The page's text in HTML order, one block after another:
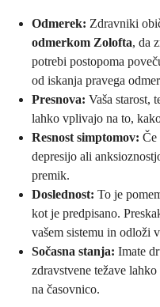
Odmerek: Zdravniki
odmerkom Zolofta, da
potrebi postopoma
od iskanja pravega
Presnova: Vaša starost,
lahko vplivajo na to,
Resnost simptomov: Če
depresijo ali
premik.
Doslednost: To je
kot je predpisano.
vašem sistemu in odloži
Sočasna stanja: Imate
zdravstvene težave
na časovnico.